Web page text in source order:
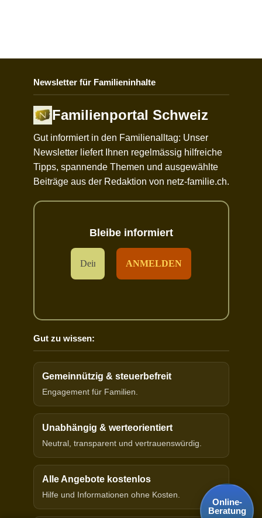
Online-
Beratung
Newsletter für Familieninhalte
Familienportal Schweiz
Gut informiert in den Familienalltag: Unser
Newsletter liefert Ihnen regelmässig hilfreiche
Tipps, spannende Themen und ausgewählte
Beiträge aus der Redaktion von netz-familie.ch.
Bleibe informiert
Gut zu wissen:
Gemeinnützig & steuerbefreit
Engagement für Familien.
Unabhängig & werteorientiert
Neutral, transparent und vertrauenswürdig.
Alle Angebote kostenlos
Hilfe und Informationen ohne Kosten.